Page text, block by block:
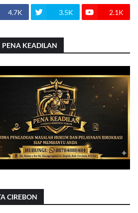
4.7K 3.5K 2.1K
PENA KEADILAN
CIREBON